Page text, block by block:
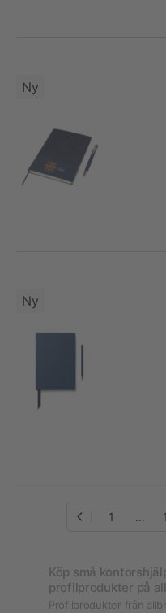
Ny
Ny
1 ...
Köp små
profilprodukter på
Profilprodukter från